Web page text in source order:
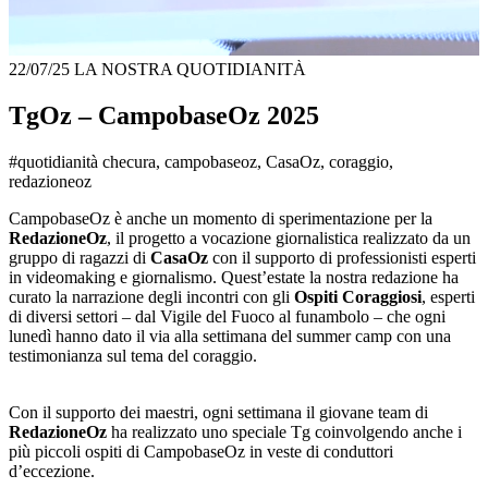
22/07/25 LA NOSTRA QUOTIDIANITÀ
TgOz – CampobaseOz 2025
#quotidianità checura, campobaseoz, CasaOz, coraggio,
redazioneoz
CampobaseOz è anche un momento di sperimentazione per la
RedazioneOz, il progetto a vocazione giornalistica realizzato da un
gruppo di ragazzi di CasaOz con il supporto di professionisti esperti
in videomaking e giornalismo. Quest’estate la nostra redazione ha
curato la narrazione degli incontri con gli Ospiti Coraggiosi, esperti
di diversi settori – dal Vigile del Fuoco al funambolo – che ogni
lunedì hanno dato il via alla settimana del summer camp con una
testimonianza sul tema del coraggio.
Con il supporto dei maestri, ogni settimana il giovane team di
RedazioneOz ha realizzato uno speciale Tg coinvolgendo anche i
più piccoli ospiti di CampobaseOz in veste di conduttori
d’eccezione.